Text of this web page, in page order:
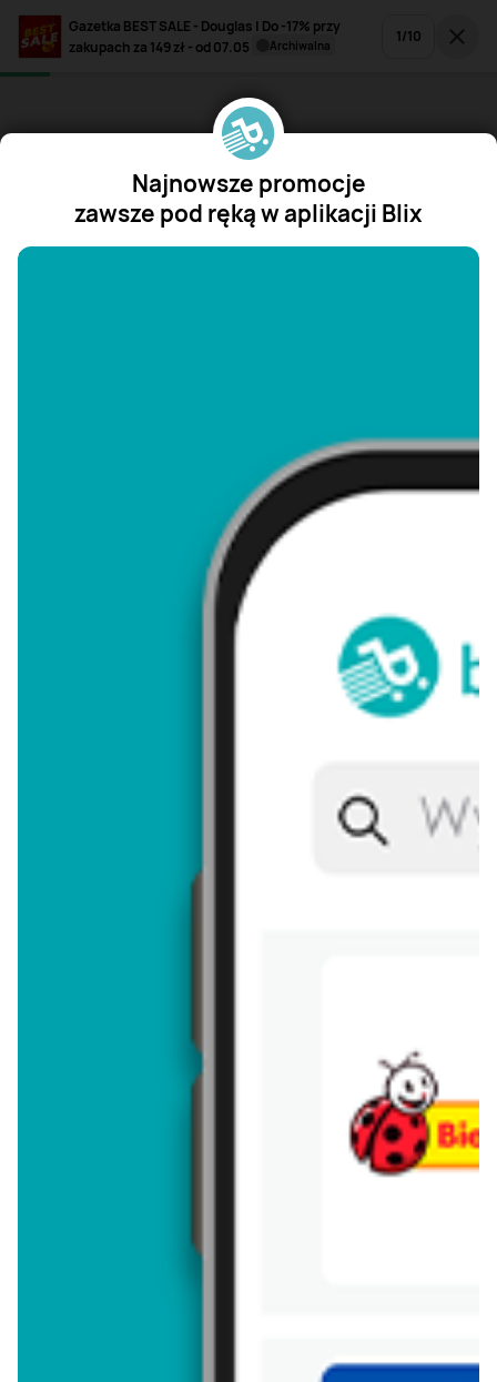
Gazetka BEST SALE - Douglas | Do -17% przy
zakupach za 149 zł - od 07.05
archiwalna 1/10
Najnowsze promocje
zawsze pod ręką w aplikacji Blix
"/>